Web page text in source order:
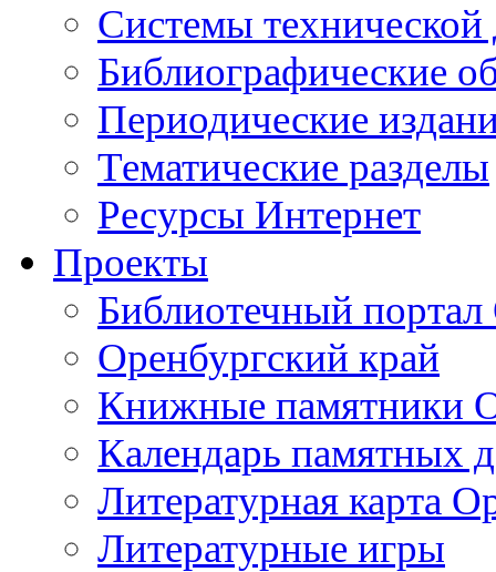
Cистемы
Библиографические
Периодические
Тематические разделы
Ресурсы Интернет
Проекты
Библиотечный портал
Оренбургский край
Книжные памятники
Календарь памятных
Литературная карта
Литературные игры